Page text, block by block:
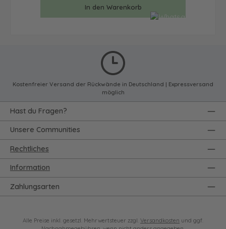
In den Warenkorb
Kostenfreier Versand der Rückwände in Deutschland | Expressversand
möglich
Rechtliches
Information
Zahlungsarten
Hast du Fragen?
Unsere Communities
Alle Preise inkl. gesetzl. Mehrwertsteuer zzgl. Versandkosten und ggf.